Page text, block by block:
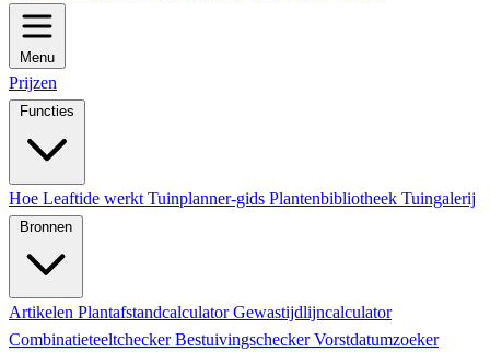
Menu
Prijzen
Functies
Hoe Leaftide werkt Tuinplanner-gids Plantenbibliotheek Tuingalerij
Bronnen
Artikelen PlantafstandcalculatorGewastijdlijncalculator
CombinatieteeltcheckerBestuivingscheckerVorstdatumzoeker